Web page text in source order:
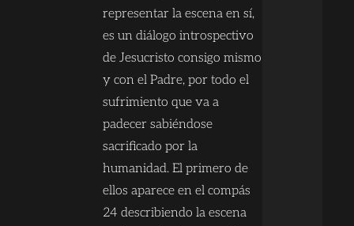
representar la escena en sí,
es un diálogo introspectivo
de Jesucristo consigo mismo
y con el Padre, por todo el
sufrimiento que va a
padecer sabiéndose
sacrificado por la
humanidad. El primero de
ellos aparece en el compás
24 describiendo la escena